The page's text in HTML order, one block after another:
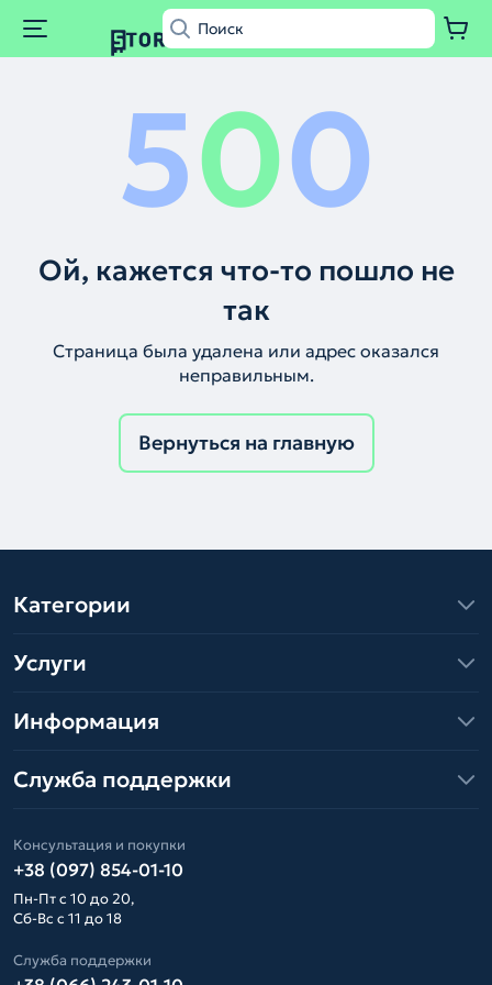
500
Ой, кажется что-то пошло не
так
Страница была удалена или адрес оказался
неправильным.
Вернуться на главную
Категории
Услуги
Информация
Служба поддержки
Консультация и покупки
+38 (097) 854-01-10
Пн-Пт с 10 до 20,
Сб-Вс с 11 до 18
Служба поддержки